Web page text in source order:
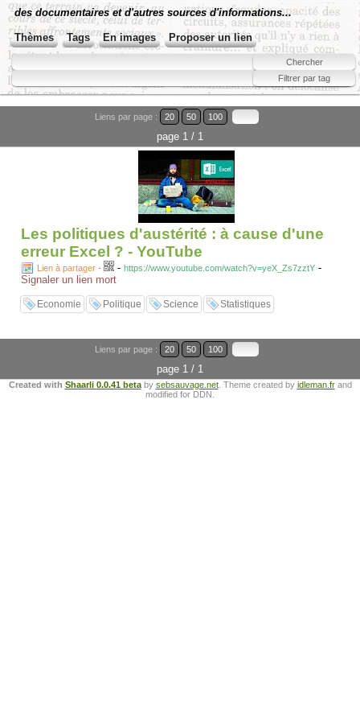
des documentaires et d'autres sources d'informations...
Thèmes Tags En images Proposer un lien
Liens par page : 20 50 100
page 1 / 1
Les politiques d'austérité : à cause d'une
erreur Excel ? - YouTube
Lien à partager - - https://www.youtube.com/watch?v=yeX_Zs7zztY -
Signaler un lien mort
Economie Politique Science Statistiques
Liens par page : 20 50 100
page 1 / 1
Created with Shaarli 0.0.41 betaby sebsauvage.net. Theme created by idleman.frand
modified for DDN.